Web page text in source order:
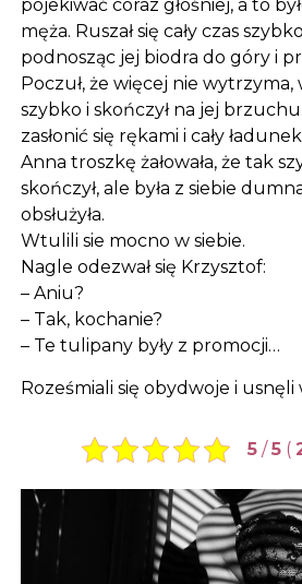
pojekiwać coraz głośniej, a to
męża. Ruszał się cały czas
podnosząc jej biodra do góry i
Poczuł, że więcej nie wytrzyma,
szybko i skończył na jej
zasłonić się rękami i cały
Anna troszkę żałowała, że tak
skończył, ale była z siebie
obsłużyła.
Wtulili sie mocno w siebie.
Nagle odezwał się Krzysztof:
– Aniu?
– Tak, kochanie?
– Te tulipany były z promocji…
Roześmiali się obydwoje i
5 / 5 (